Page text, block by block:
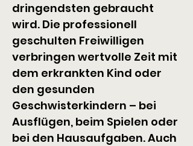
dringendsten gebraucht
wird. Die professionell
geschulten Freiwilligen
verbringen wertvolle Zeit mit
dem erkrankten Kind oder
den gesunden
Geschwisterkindern – bei
Ausflügen, beim Spielen oder
bei den Hausaufgaben. Auch